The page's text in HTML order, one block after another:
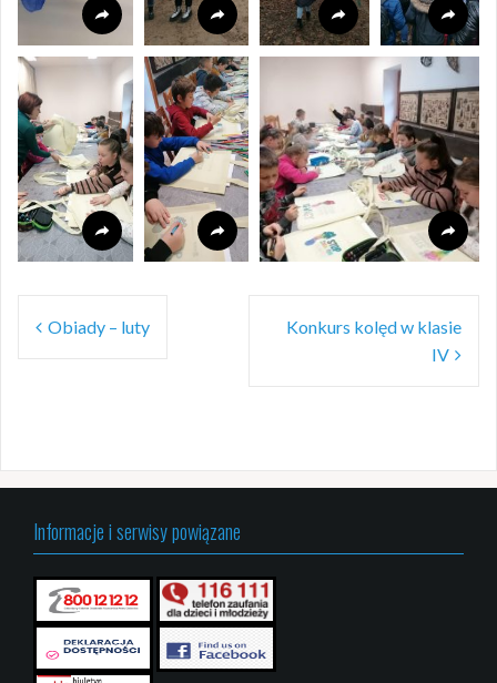
Nawigacja
wpisu
Obiady – luty
Konkurs kolęd w klasie
IV
Informacje i serwisy powiązane